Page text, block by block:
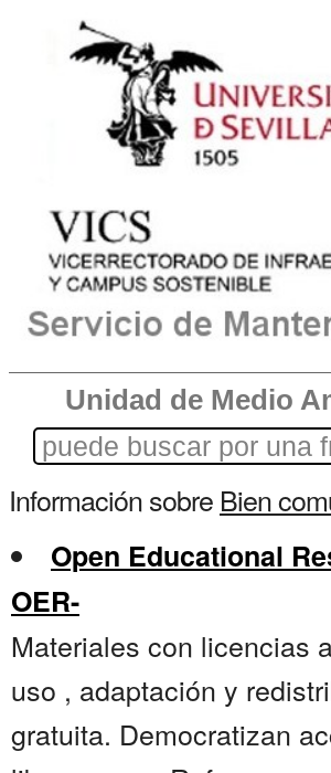
Unidad de Medio
Información sobre Bien
Open Educational
OER-
Materiales con licencias
uso , adaptación y
gratuita. Democratizan